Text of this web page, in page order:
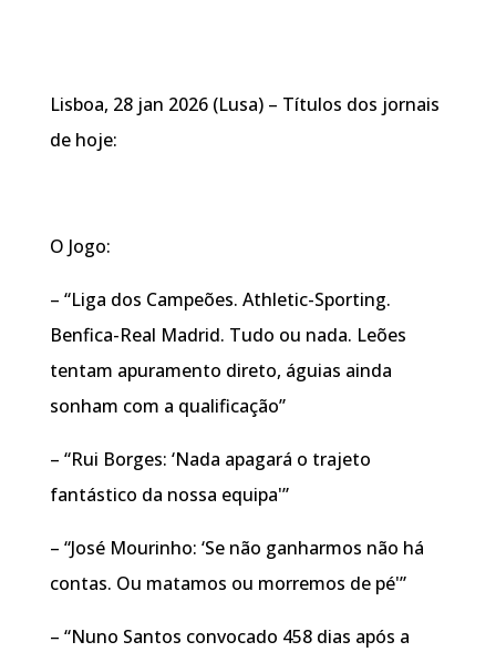
Lisboa, 28 jan 2026 (Lusa) – Títulos dos jornais
de hoje:
O Jogo:
– “Liga dos Campeões. Athletic-Sporting.
Benfica-Real Madrid. Tudo ou nada. Leões
tentam apuramento direto, águias ainda
sonham com a qualificação”
– “Rui Borges: ‘Nada apagará o trajeto
fantástico da nossa equipa'”
– “José Mourinho: ‘Se não ganharmos não há
contas. Ou matamos ou morremos de pé'”
– “Nuno Santos convocado 458 dias após a